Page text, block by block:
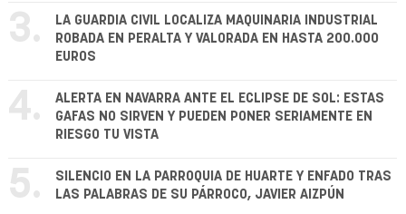
3.
LA GUARDIA CIVIL LOCALIZA MAQUINARIA INDUSTRIAL
ROBADA EN PERALTA Y VALORADA EN HASTA 200.000
EUROS
4.
ALERTA EN NAVARRA ANTE EL ECLIPSE DE SOL: ESTAS
GAFAS NO SIRVEN Y PUEDEN PONER SERIAMENTE EN
RIESGO TU VISTA
5.
SILENCIO EN LA PARROQUIA DE HUARTE Y ENFADO TRAS
LAS PALABRAS DE SU PÁRROCO, JAVIER AIZPÚN